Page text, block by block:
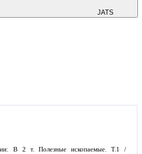
JATS
В 2 т. Полезные ископаемые. Т.1 /